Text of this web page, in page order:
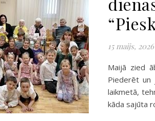
15 maijs, 2026
Maijā zied
Piederēt un
laikmetā,
kāda sajūta